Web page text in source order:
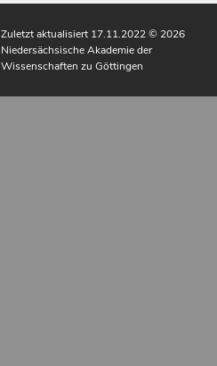
Zuletzt aktualisiert 17.11.2022© 2026
Niedersächsische Akademie der
Wissenschaften zu Göttingen